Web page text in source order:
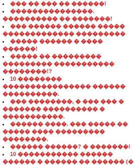
��� �� ��� �� ������!
���������������.
���������� �� �������!
��� ������ ������ �����
������������� ���������
����� ������ � ����
������!
����� �� ���������
��������� �����������
��������!?
10 ��������
���������������� ������
����������.
��� ��������, � ��� ��� �
������� ���������� �
�����������.
������ ����. ��� ����� ��
����� ���� ���������
��������.
������ ������? � �������!
10 ����������� ������
������ � ������ �� ������ (�